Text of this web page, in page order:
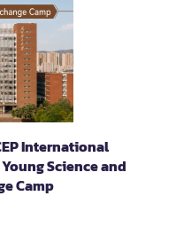
International
Science and
Camp